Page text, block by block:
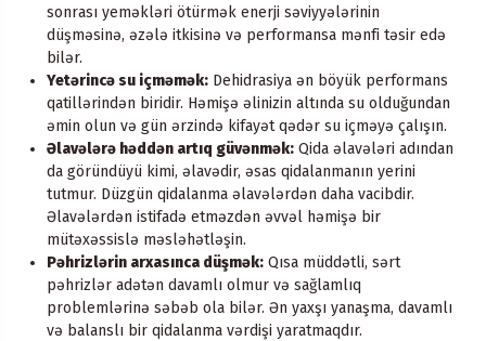
sonrası yeməkləri ötürmək enerji səviyyələrinin
düşməsinə, əzələ itkisinə və performansa mənfi təsir edə
bilər.
Yetərincə su içməmək: Dehidrasiya ən böyük performans
qatillərindən biridir. Həmişə əlinizin altında su olduğundan
əmin olun və gün ərzində kifayət qədər su içməyə çalışın.
Əlavələrə həddən artıq güvənmək: Qida əlavələri adından
da göründüyü kimi, əlavədir, əsas qidalanmanın yerini
tutmur. Düzgün qidalanma əlavələrdən daha vacibdir.
Əlavələrdən istifadə etməzdən əvvəl həmişə bir
mütəxəssislə məsləhətləşin.
Pəhrizlərin arxasınca düşmək: Qısa müddətli, sərt
pəhrizlər adətən davamlı olmur və sağlamlıq
problemlərinə səbəb ola bilər. Ən yaxşı yanaşma, davamlı
və balanslı bir qidalanma vərdişi yaratmaqdır.